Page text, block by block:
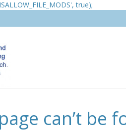
true);
can’t be